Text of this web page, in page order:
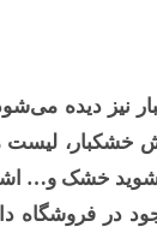
نیز دیده
خشکبار، لیست
خشک و…
در فروشگاه